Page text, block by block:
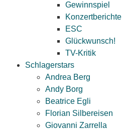
Gewinnspiel
Konzertberichte
ESC
Glückwunsch!
TV-Kritik
Schlagerstars
Andrea Berg
Andy Borg
Beatrice Egli
Florian Silbereisen
Giovanni Zarrella